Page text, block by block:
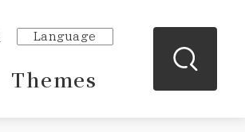
Language
Themes